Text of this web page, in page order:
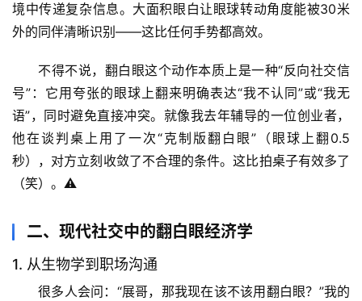
页
境中传递复杂信息。大面积眼白让眼球转动角度能被30米
外的同伴清晰识别——这比任何手势都高效。
不得不说，翻白眼这个动作本质上是一种“反向社交信
号”：它用夸张的眼球上翻来明确表达“我不认同”或“我无
语”，同时避免直接冲突。就像我去年辅导的一位创业者，
他在谈判桌上用了一次“克制版翻白眼”（眼球上翻0.5
秒），对方立刻收敛了不合理的条件。这比拍桌子有效多了
（笑）。⚠️
二、现代社交中的翻白眼经济学
1. 从生物学到职场沟通
很多人会问：“展哥，那我现在该不该用翻白眼？”我的